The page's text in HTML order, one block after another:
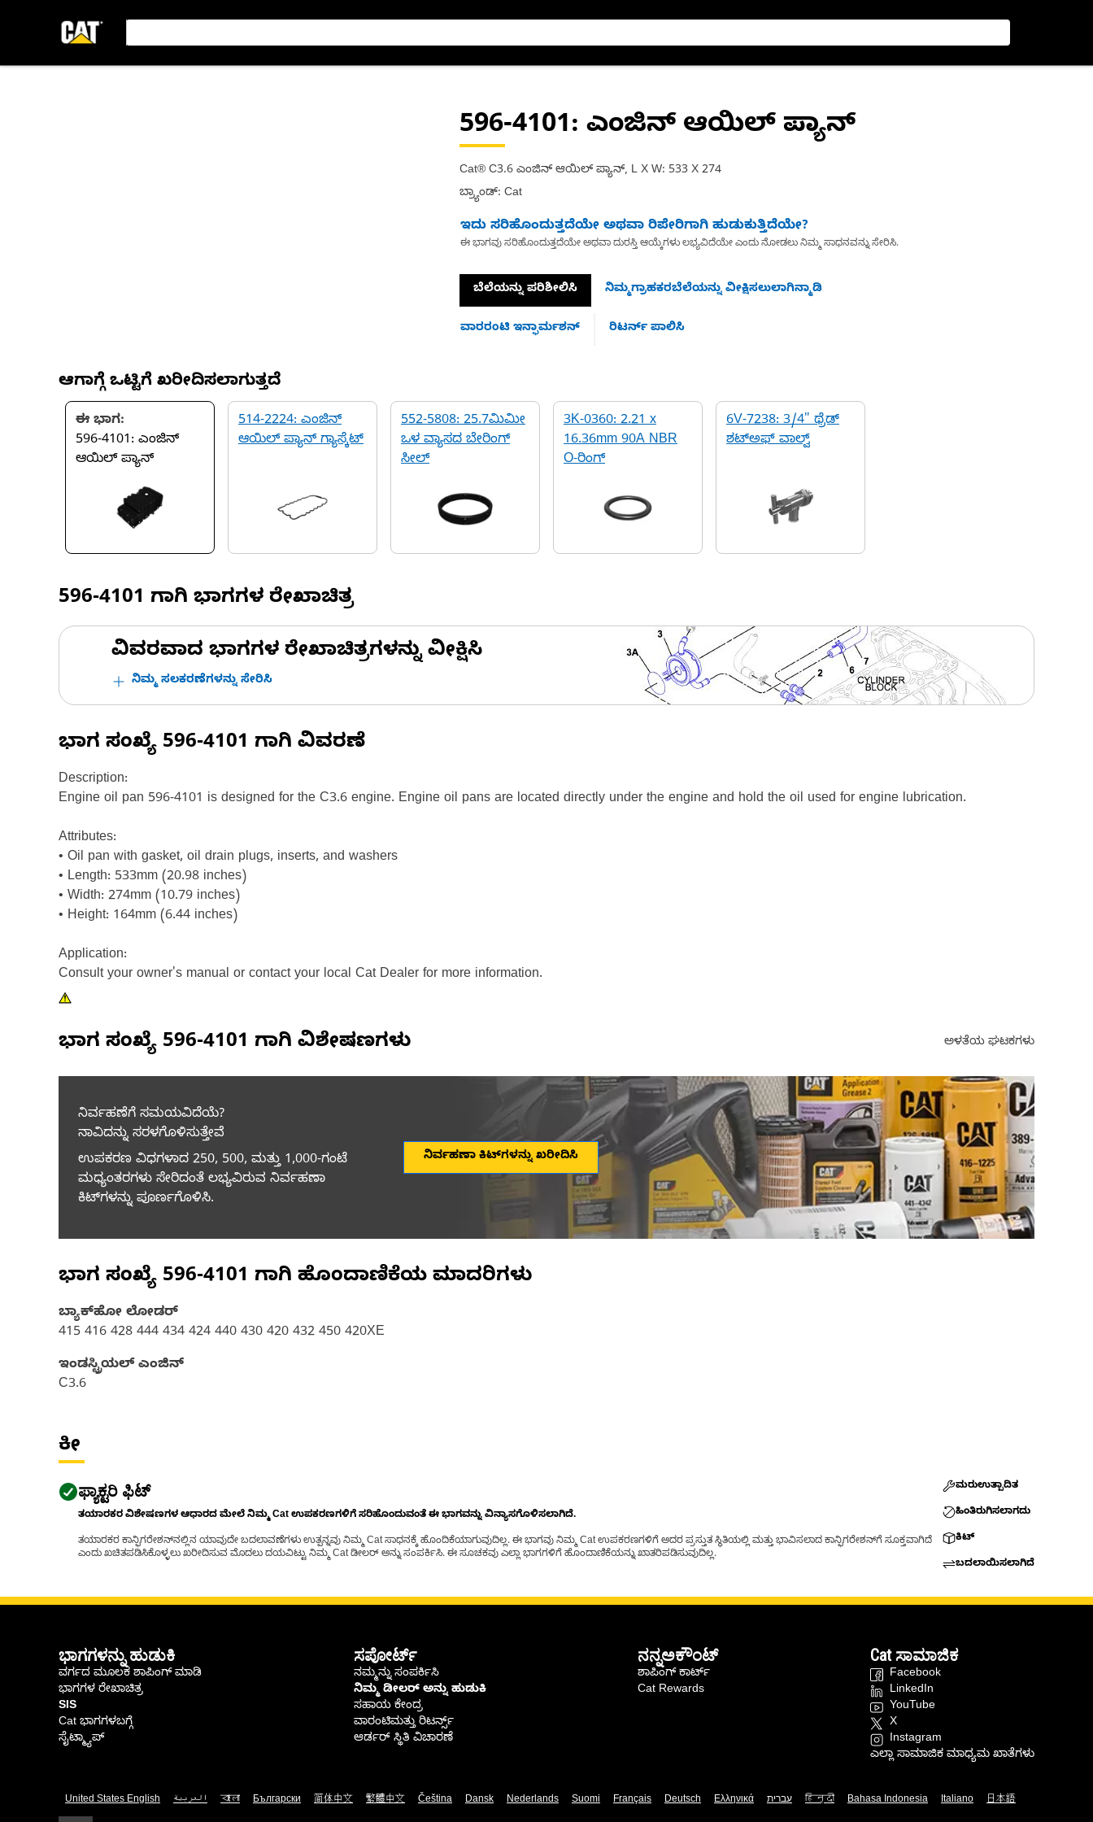
596-4101: ಎಂಜಿನ್ ಆಯಿಲ್ ಪ್ಯಾನ್
Cat® C3.6 ಎಂಜಿನ್ ಆಯಿಲ್ ಪ್ಯಾನ್, L X W: 533 X 274
ಬ್ರ್ಯಾಂಡ್: Cat
ಇದು ಸರಿಹೊಂದುತ್ತದೆಯೇ ಅಥವಾ ರಿಪೇರಿಗಾಗಿ ಹುಡುಕುತ್ತಿದೆಯೇ?
ಈ ಭಾಗವು ಸರಿಹೊಂದುತ್ತದೆಯೇ ಅಥವಾ ದುರಸ್ತಿ ಆಯ್ಕೆಗಳು ಲಭ್ಯವಿದೆಯೇ ಎಂದು ನೋಡಲು ನಿಮ್ಮ ಸಾಧನವನ್ನು ಸೇರಿಸಿ.
ಬೆಲೆಯನ್ನು ಪರಿಶೀಲಿಸಿ ನಿಮ್ಮಗ್ರಾಹಕರಬೆಲೆಯನ್ನು ವೀಕ್ಷಿಸಲುಲಾಗಿನ್ಮಾಡಿ
ವಾರರಂಟಿ ಇನ್ಫಾರ್ಮಶನ್ ರಿಟರ್ನ್ ಪಾಲಿಸಿ
ಆಗಾಗ್ಗೆ ಒಟ್ಟಿಗೆ ಖರೀದಿಸಲಾಗುತ್ತದೆ
ಈ ಭಾಗ:
596-4101: ಎಂಜಿನ್
ಆಯಿಲ್ ಪ್ಯಾನ್
514-2224: ಎಂಜಿನ್
ಆಯಿಲ್ ಪ್ಯಾನ್ ಗ್ಯಾಸ್ಕೆಟ್
552-5808: 25.7ಮಿಮೀ
ಒಳ ವ್ಯಾಸದ ಬೇರಿಂಗ್
ಸೀಲ್
3K-0360: 2.21 x
16.36mm 90A NBR
O-ರಿಂಗ್
6V-7238: 3/4" ಥ್ರೆಡ್
ಶಟ್ಅಫ್ ವಾಲ್ವ್
596-4101 ಗಾಗಿ ಭಾಗಗಳ ರೇಖಾಚಿತ್ರ
ವಿವರವಾದ ಭಾಗಗಳ ರೇಖಾಚಿತ್ರಗಳನ್ನು ವೀಕ್ಷಿಸಿ
ನಿಮ್ಮ ಸಲಕರಣೆಗಳನ್ನು ಸೇರಿಸಿ
ಭಾಗ ಸಂಖ್ಯೆ 596-4101 ಗಾಗಿ ವಿವರಣೆ
Description:
Engine oil pan 596-4101 is designed for the C3.6 engine. Engine oil pans are located directly under the engine and hold the oil used for engine lubrication.
Attributes:
• Oil pan with gasket, oil drain plugs, inserts, and washers
• Length: 533mm (20.98 inches)
• Width: 274mm (10.79 inches)
• Height: 164mm (6.44 inches)
Application:
Consult your owner's manual or contact your local Cat Dealer for more information.
ಭಾಗ ಸಂಖ್ಯೆ 596-4101 ಗಾಗಿ ವಿಶೇಷಣಗಳು ಅಳತೆಯ ಘಟಕಗಳು
ನಿರ್ವಹಣೆಗೆ ಸಮಯವಿದೆಯೆ?
ನಾವಿದನ್ನು ಸರಳಗೊಳಿಸುತ್ತೇವೆ
ಉಪಕರಣ ವಿಧಗಳಾದ 250, 500, ಮತ್ತು 1,000-ಗಂಟೆ
ಮಧ್ಯಂತರಗಳು ಸೇರಿದಂತೆ ಲಭ್ಯವಿರುವ ನಿರ್ವಹಣಾ
ಕಿಟ್‌ಗಳನ್ನು ಪೂರ್ಣಗೊಳಿಸಿ.
ನಿರ್ವಹಣಾ ಕಿಟ್‌ಗಳನ್ನು ಖರೀದಿಸಿ
ಭಾಗ ಸಂಖ್ಯೆ 596-4101 ಗಾಗಿ ಹೊಂದಾಣಿಕೆಯ ಮಾದರಿಗಳು
ಬ್ಯಾಕ್‌ಹೋ ಲೋಡರ್
415 416 428 444 434 424 440 430 420 432 450 420XE
ಇಂಡಸ್ಟ್ರಿಯಲ್ ಎಂಜಿನ್
C3.6
ಕೀ
ಫ್ಯಾಕ್ಟರಿ ಫಿಟ್
ತಯಾರಕರ ವಿಶೇಷಣಗಳ ಆಧಾರದ ಮೇಲೆ ನಿಮ್ಮ Cat ಉಪಕರಣಗಳಿಗೆ ಸರಿಹೊಂದುವಂತೆ ಈ ಭಾಗವನ್ನು ವಿನ್ಯಾಸಗೊಳಿಸಲಾಗಿದೆ.
ತಯಾರಕರ ಕಾನ್ಫಿಗರೇಶನ್‌ನಲ್ಲಿನ ಯಾವುದೇ ಬದಲಾವಣೆಗಳು ಉತ್ಪನ್ನವು ನಿಮ್ಮ Cat ಸಾಧನಕ್ಕೆ ಹೊಂದಿಕೆಯಾಗುವುದಿಲ್ಲ. ಈ ಭಾಗವು ನಿಮ್ಮ Cat ಉಪಕರಣಗಳಿಗೆ ಅದರ ಪ್ರಸ್ತುತ ಸ್ಥಿತಿಯಲ್ಲಿ ಮತ್ತು ಭಾವಿಸಲಾದ ಕಾನ್ಫಿಗರೇಶನ್‌ಗೆ ಸೂಕ್ತವಾಗಿದೆ
ಎಂದು ಖಚಿತಪಡಿಸಿಕೊಳ್ಳಲು ಖರೀದಿಸುವ ಮೊದಲು ದಯವಿಟ್ಟು ನಿಮ್ಮ Cat ಡೀಲರ್ ಅನ್ನು ಸಂಪರ್ಕಿಸಿ. ಈ ಸೂಚಕವು ಎಲ್ಲಾ ಭಾಗಗಳಿಗೆ ಹೊಂದಾಣಿಕೆಯನ್ನು ಖಾತರಿಪಡಿಸುವುದಿಲ್ಲ.
ಮರುಉತ್ಪಾದಿತ
ಹಿಂತಿರುಗಿಸಲಾಗದು
ಕಿಟ್
ಬದಲಾಯಿಸಲಾಗಿದೆ
ಭಾಗಗಳನ್ನು ಹುಡುಕಿ
ವರ್ಗದ ಮೂಲಕ ಶಾಪಿಂಗ್ ಮಾಡಿ
ಭಾಗಗಳ ರೇಖಾಚಿತ್ರ
SIS
Cat ಭಾಗಗಳಬಗ್ಗೆ
ಸೈಟ್ಮ್ಯಾಪ್
ಸಪೋರ್ಟ್
ನಮ್ಮನ್ನು ಸಂಪರ್ಕಿಸಿ
ನಿಮ್ಮ ಡೀಲರ್ ಅನ್ನು ಹುಡುಕಿ
ಸಹಾಯ ಕೇಂದ್ರ
ವಾರಂಟಿಮತ್ತು ರಿಟರ್ನ್ಸ್
ಆರ್ಡರ್ ಸ್ಥಿತಿ ವಿಚಾರಣೆ
ನನ್ನಅಕೌಂಟ್
ಶಾಪಿಂಗ್ ಕಾರ್ಟ್
Cat Rewards
Cat ಸಾಮಾಜಿಕ
Facebook
LinkedIn
YouTube
X
Instagram
ಎಲ್ಲಾ ಸಾಮಾಜಿಕ ಮಾಧ್ಯಮ ಖಾತೆಗಳು
United States English العربية বাংলা Български 简体中文 繁體中文 Čeština Dansk Nederlands Suomi Français Deutsch Ελληνικά עברית हिन्दी Bahasa Indonesia Italiano 日本語